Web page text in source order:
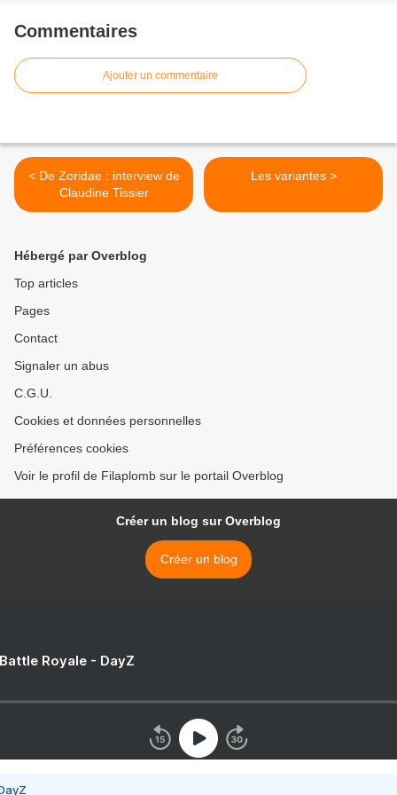
Commentaires
Ajouter un commentaire
< De Zoridae : interview de
Claudine Tissier
Les variantes >
Hébergé par Overblog
Top articles
Pages
Contact
Signaler un abus
C.G.U.
Cookies et données personnelles
Préférences cookies
Voir le profil de Filaplomb sur le portail Overblog
Créer un blog sur Overblog
Créer un blog
Royale - DayZ